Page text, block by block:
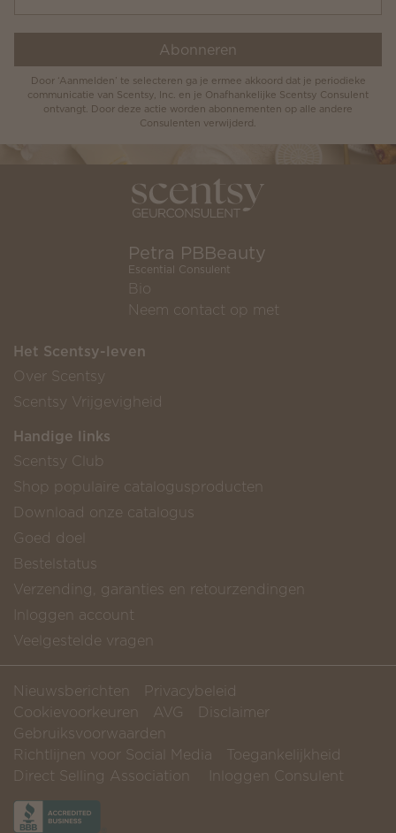
Abonneren
Door ‘Aanmelden’ te selecteren ga je ermee akkoord dat je periodieke
communicatie van Scentsy, Inc. en je Onafhankelijke Scentsy Consulent
ontvangt. Door deze actie worden abonnementen op alle andere
Consulenten verwijderd.
Petra PBBeauty
Escential Consulent
Bio
Neem contact op met
Het Scentsy-leven
Over Scentsy
Scentsy Vrijgevigheid
Handige links
Scentsy Club
Shop populaire catalogusproducten
Download onze catalogus
Goed doel
Bestelstatus
Verzending, garanties en retourzendingen
Inloggen account
Veelgestelde vragen
Nieuwsberichten
Privacybeleid
Cookievoorkeuren
AVG
Disclaimer
Gebruiksvoorwaarden
Richtlijnen voor Social Media
Toegankelijkheid
Direct Selling Association
Inloggen Consulent